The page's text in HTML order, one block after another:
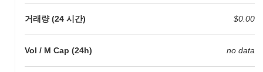
거래량 (24 시간) $0.00
Vol / M Cap (24h) no data